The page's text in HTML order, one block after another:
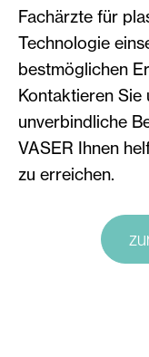
Fachärzte für
Technologie
bestmöglichen
Kontaktieren Sie
unverbindliche
VASER Ihnen
zu erreichen.